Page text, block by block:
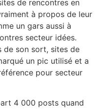
de rencontres en
à propos de leur
un gars aussi à
secteur idées.
de son sort, sites de
un pic utilisé et a
pour secteur
4 000 posts quand